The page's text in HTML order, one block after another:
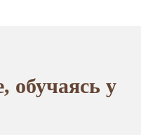
обучаясь у